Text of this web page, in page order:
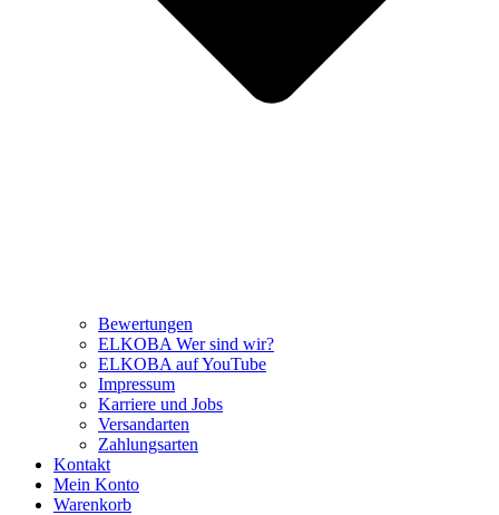
Bewertungen
ELKOBA Wer sind wir?
ELKOBA auf YouTube
Impressum
Karriere und Jobs
Versandarten
Zahlungsarten
Kontakt
Mein Konto
Warenkorb